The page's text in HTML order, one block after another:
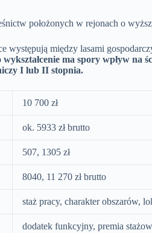
położonych w rejonach o
występują między lasami
ma spory wpływ na
I lub II stopnia.
10 700 zł
ok. 5933 zł brutto
507, 1305 zł
8040, 11 270 zł brutto
staż pracy, charakter obszarów,
dodatek funkcyjny, premia